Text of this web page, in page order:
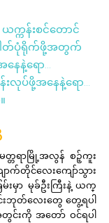
ယက္ကန်းစင်တောင်
ါတ်ပုံရိုက်ဖို့အတွက်
နေနဲ့ရော…
းလုပ်ဖို့အနေနဲ့ရော…
တ္တရာမြို့အလွန် စဉ့်ကူး
က်တိုင်လေးကျော်သွား
မှာ မုခ်ဦးကြီးနဲ့ ယက္
ဘုတ်လေးတွေ တွေ့ရပါ
းကို အတော် ဝင်ရပါ